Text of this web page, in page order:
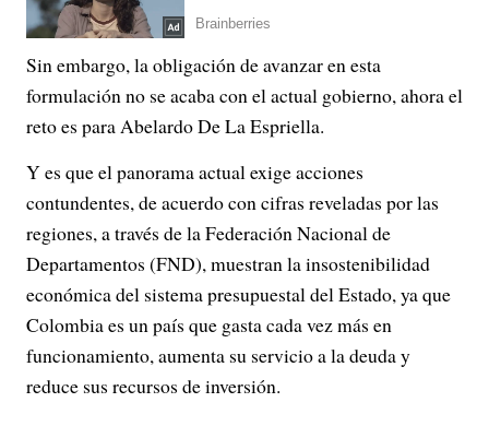
Sin embargo, la obligación de avanzar en esta
formulación no se acaba con el actual gobierno, ahora el
reto es para Abelardo De La Espriella.
Y es que el panorama actual exige acciones
contundentes, de acuerdo con cifras reveladas por las
regiones, a través de la Federación Nacional de
Departamentos (FND), muestran la insostenibilidad
económica del sistema presupuestal del Estado, ya que
Colombia es un país que gasta cada vez más en
funcionamiento, aumenta su servicio a la deuda y
reduce sus recursos de inversión.